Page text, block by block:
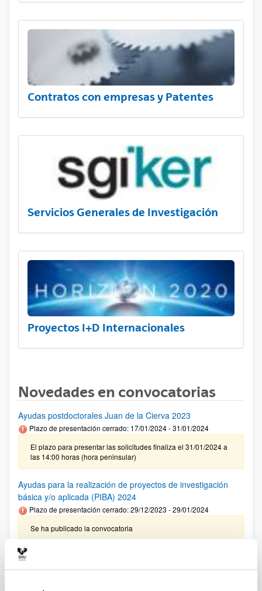
Contratos con empresas y Patentes
Servicios Generales de Investigación
Proyectos I+D Internacionales
Novedades en convocatorias
Ayudas postdoctorales Juan de la Cierva 2023
Plazo de presentación cerrado: 17/01/2024 - 31/01/2024
El plazo para presentar las solicitudes finaliza el 31/01/2024 a
las 14:00 horas (hora peninsular)
Ayudas para la realización de proyectos de investigación
básica y/o aplicada (PIBA) 2024
Plazo de presentación cerrado: 29/12/2023 - 29/01/2024
Se ha publicado la convocatoria
Ayudas postdoctorales Ramón y Cajal 2023
Sin trámite abierto (Plazo de presentación de solicitudes: